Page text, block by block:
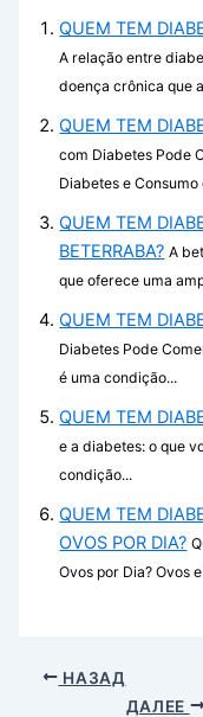
QUEM TEM
A relação entre
doença crônica que
QUEM TEM
com Diabetes Pode
Diabetes e Consumo
QUEM TEM
BETERRABA? A
que oferece uma
QUEM TEM
Diabetes Pode
é uma condição...
QUEM TEM
e a diabetes: o que
condição...
QUEM TEM
OVOS POR DIA?
Ovos por Dia? Ovos
НАЗАД
ДАЛЕЕ